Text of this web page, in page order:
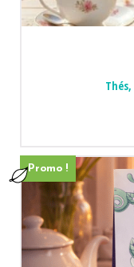
Thés,
Promo !